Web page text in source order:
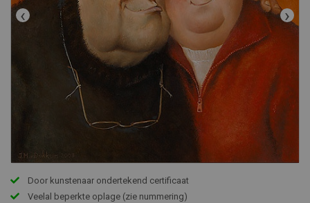
‹ ›
Door kunstenaar ondertekend certificaat
Veelal beperkte oplage (zie nummering)